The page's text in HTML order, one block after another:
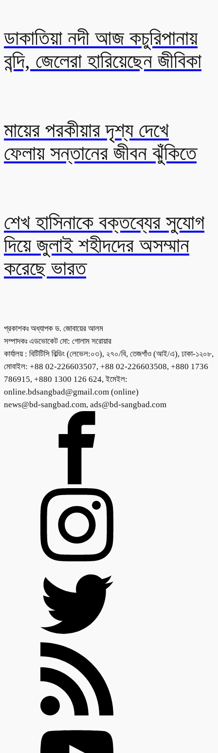
ডাকাতিয়া নদী আজ কচুরিপানায়
বন্দি, জেলেরা হারিয়েছেন জীবিকা
মায়ের পরকীয়ার দৃশ্য দেখে
ফেলায় সন্তানের জীবন ঝুঁকিতে
শেখ হাসিনাকে বক্তব্যের সুযোগ
দিয়ে জুলাই শহীদদের অসম্মান
করেছে ভারত
প্রকাশকঃ অধ্যাপক ড. জোবায়ের আলম
সম্পাদকঃ এডভোকেট মো: গোলাম সরোয়ার
কার্যালয় : বিটিটিসি বিল্ডিং (লেভেল:০৩), ২৭০/বি, তেজগাঁও (আই/এ), ঢাকা-১২০৮,
মোবাইল: +88 02-226603507, +88 02-226603508, +880 1736
786915, +880 1300 126 624, ইমেইল:
online.bdsangbad@gmail.com (online)
news@bd-sangbad.com, ads@bd-sangbad.com